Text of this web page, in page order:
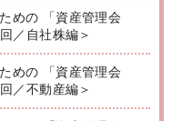
めの 「資産管理会
／自社株編＞
めの 「資産管理会
／不動産編＞